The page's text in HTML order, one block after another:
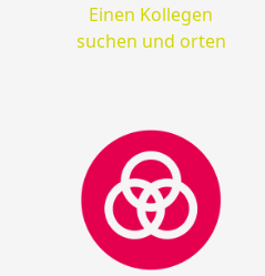
Einen Kollegen
suchen und orten